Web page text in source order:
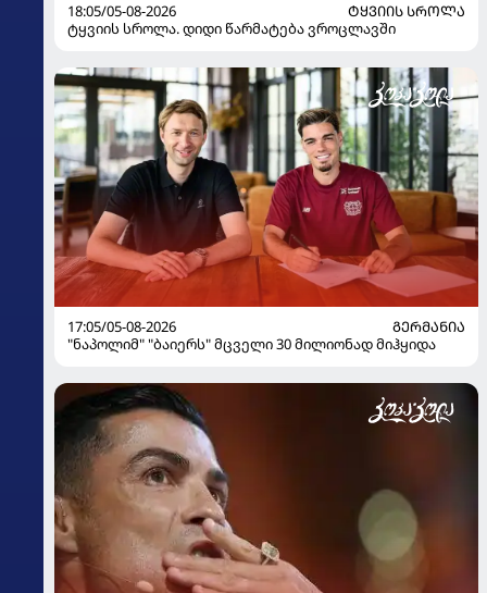
18:05/05-08-2026
ᲢᲧᲕᲘᲘᲡ ᲡᲠᲝᲚᲐ
ტყვიის სროლა. დიდი წარმატება ვროცლავში
17:05/05-08-2026
ᲒᲔᲠᲛᲐᲜᲘᲐ
"ნაპოლიმ" "ბაიერს" მცველი 30 მილიონად მიჰყიდა